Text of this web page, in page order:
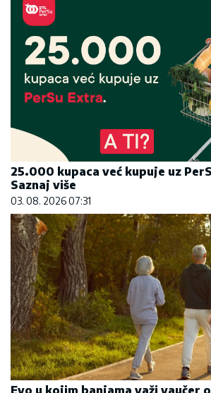
25.000 kupaca već kupuje uz
Saznaj više
03. 08. 2026 07:31
Evo u kojim banjama važi vaučer